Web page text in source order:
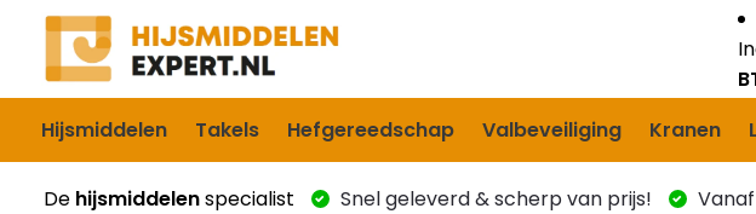
Hijsmiddelen Takels Hefgereedschap Valbeveiliging Kranen
De hijsmiddelenspecialist Snel geleverd & scherp van prijs!